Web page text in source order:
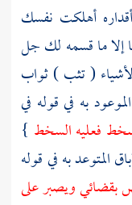
أهلكت نفسك
إلا ما قسمه لك جل
( تثب ) ثواب
به في قوله في
فعليه السخط }
المتوعد به في قوله
بقضائي ويصبر على